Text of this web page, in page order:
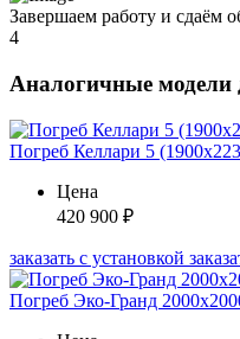
Завершаем работу и сдаём
4
Аналогичные модели
Погреб Келлари 5
Цена
420 900 ₽
заказать с установкой
Погреб Эко-Гранд